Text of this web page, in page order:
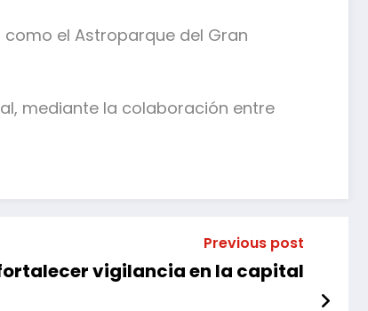
el Astroparque del Gran
mediante la colaboración entre
Previous post
vigilancia en la capital